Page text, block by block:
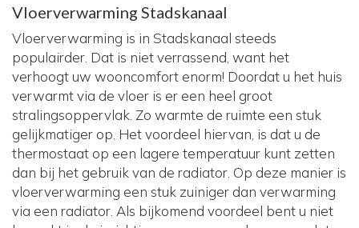
Vloerverwarming Stadskanaal
Vloerverwarming is in Stadskanaal steeds
populairder. Dat is niet verrassend, want het
verhoogt uw wooncomfort enorm! Doordat u het huis
verwarmt via de vloer is er een heel groot
stralingsoppervlak. Zo warmte de ruimte een stuk
gelijkmatiger op. Het voordeel hiervan, is dat u de
thermostaat op een lagere temperatuur kunt zetten
dan bij het gebruik van de radiator. Op deze manier is
vloerverwarming een stuk zuiniger dan verwarming
via een radiator. Als bijkomend voordeel bent u niet